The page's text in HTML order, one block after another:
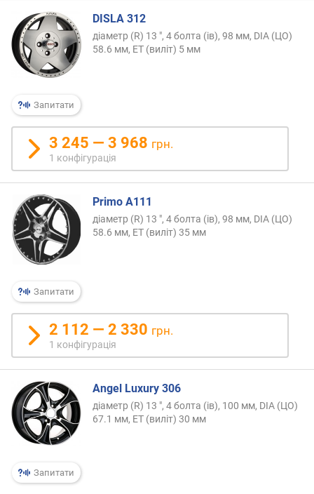
Запитати
DISLA 312
діаметр (R) 13 ", 4 болта (ів), 98 мм, DIA (ЦО)
58.6 мм, ET (виліт) 5 мм
3 245 — 3 968 грн.
1 конфігурація
Запитати
Primo A111
діаметр (R) 13 ", 4 болта (ів), 98 мм, DIA (ЦО)
58.6 мм, ET (виліт) 35 мм
2 112 — 2 330 грн.
1 конфігурація
Запитати
Angel Luxury 306
діаметр (R) 13 ", 4 болта (ів), 100 мм, DIA (ЦО)
67.1 мм, ET (виліт) 30 мм